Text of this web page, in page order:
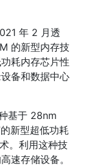
年 2 月透
的新型内存技
耗内存芯片性
备和数据中心
基于 28nm
新型超低功耗
。利用这种技
速存储设备。